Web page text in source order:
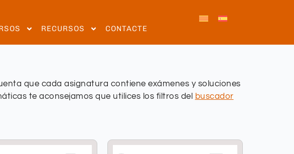
RECURSOS CONTACTE
que cada asignatura contiene exámenes y soluciones
te aconsejamos que utilices los filtros del
buscador